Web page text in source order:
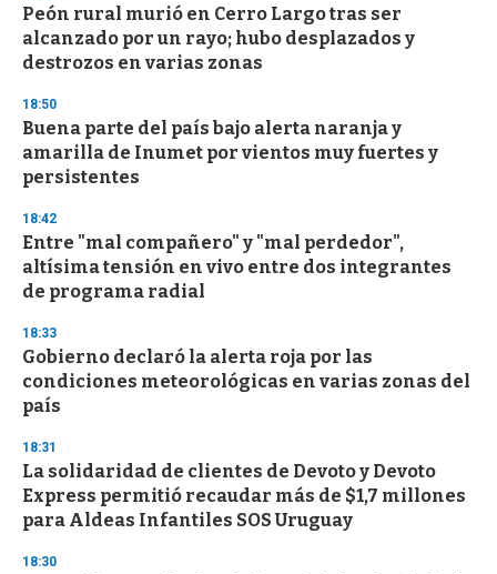
Peón rural murió en Cerro Largo tras ser
alcanzado por un rayo; hubo desplazados y
destrozos en varias zonas
18:50
Buena parte del país bajo alerta naranja y
amarilla de Inumet por vientos muy fuertes y
persistentes
18:42
Entre "mal compañero" y "mal perdedor",
altísima tensión en vivo entre dos integrantes
de programa radial
18:33
Gobierno declaró la alerta roja por las
condiciones meteorológicas en varias zonas del
país
18:31
La solidaridad de clientes de Devoto y Devoto
Express permitió recaudar más de $1,7 millones
para Aldeas Infantiles SOS Uruguay
18:30